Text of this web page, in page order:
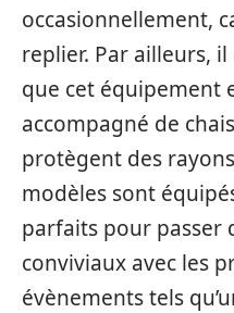
occasionnellement,
replier. Par ailleurs,
que cet équipement
accompagné de
protègent des
modèles sont
parfaits pour passer
conviviaux avec les
évènements tels